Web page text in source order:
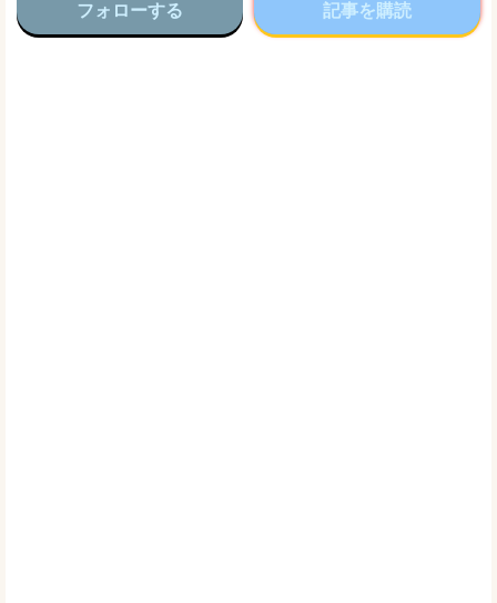
フォローする
記事を購読